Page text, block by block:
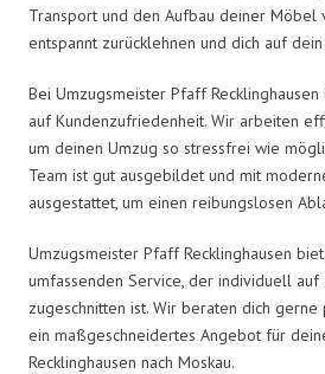
Transport und den Aufbau deiner Möbel
entspannt zurücklehnen und dich auf
Bei Umzugsmeister Pfaff
auf Kundenzufriedenheit. Wir arbeiten
um deinen Umzug so stressfrei wie
Team ist gut ausgebildet und mit
ausgestattet, um einen reibungslosen
Umzugsmeister Pfaff Recklinghausen
umfassenden Service, der individuell auf
zugeschnitten ist. Wir beraten dich
ein maßgeschneidertes Angebot für
Recklinghausen nach Moskau.